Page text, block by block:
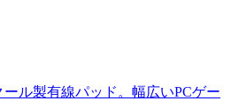
ル製有線パッド。幅広いPCゲー